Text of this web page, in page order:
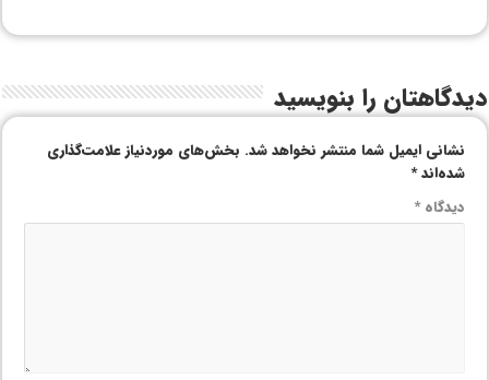
دیدگاهتان را بنویسید
نشانی ایمیل شما منتشر نخواهد شد. بخش‌های موردنیاز علامت‌گذاری
شده‌اند*
دیدگاه*